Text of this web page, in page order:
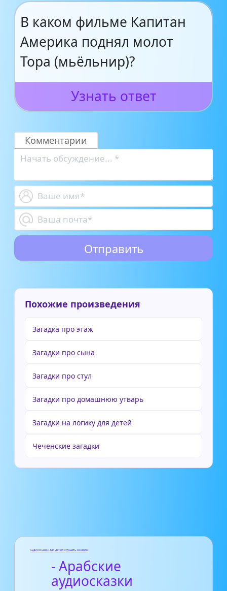
В каком фильме Капитан
Америка поднял молот
Тора (мьёльнир)?
Узнать ответ
Комментарии
Похожие произведения
Загадка про этаж
Загадки про сына
Загадки про стул
Загадки про домашнюю утварь
Загадки на логику для детей
Чеченские загадки
Аудиосказки для детей слушать онлайн
- Арабские
аудиосказки